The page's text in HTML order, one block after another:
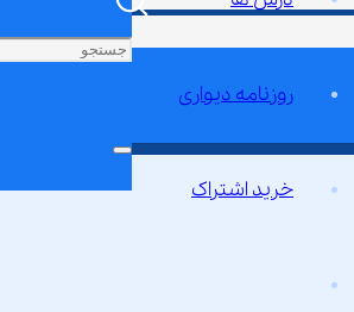
روزنامه دیواری
خرید اشتراک